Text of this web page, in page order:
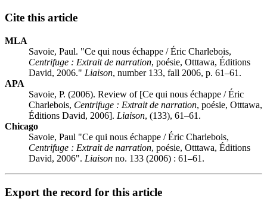
Cite this article
MLA
Savoie, Paul. "Ce qui nous échappe / Éric Charlebois,
Centrifuge : Extrait de narration, poésie, Otttawa, Éditions
David, 2006." Liaison, number 133, fall 2006, p. 61–61.
APA
Savoie, P. (2006). Review of [Ce qui nous échappe / Éric
Charlebois, Centrifuge : Extrait de narration, poésie, Otttawa,
Éditions David, 2006]. Liaison, (133), 61–61.
Chicago
Savoie, Paul "Ce qui nous échappe / Éric Charlebois,
Centrifuge : Extrait de narration, poésie, Otttawa, Éditions
David, 2006". Liaison no. 133 (2006) : 61–61.
Export the record for this article